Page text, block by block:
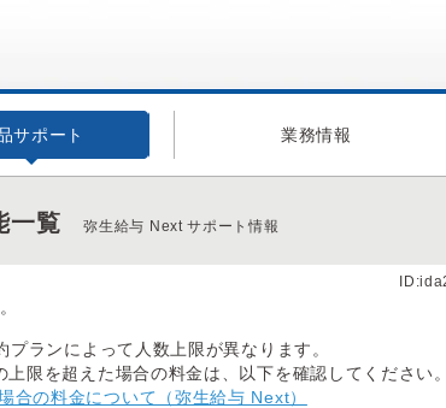
サポート 業務情報
一覧 弥生給与 Next サポート情報
ランによって人数上限が異なります。
限を超えた場合の料金は、以下を確認してください。
合の料金について（弥生給与 Next）